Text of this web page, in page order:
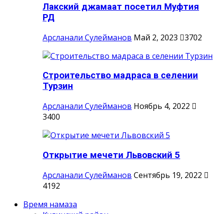
Лакский джамаат посетил Муфтия
РД
Арсланали Сулейманов Май 2, 2023 3702
Строительство мадраса в селении
Турзин
Арсланали Сулейманов Ноябрь 4, 2022
3400
Открытие мечети Львовский 5
Арсланали Сулейманов Сентябрь 19, 2022
4192
Время намаза